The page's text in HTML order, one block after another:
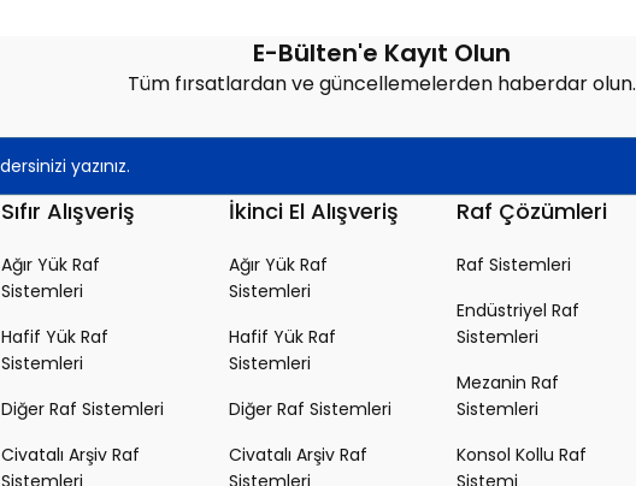
E-Bülten'e Kayıt Olun
Tüm fırsatlardan ve güncellemelerden haberdar olun.
Sıfır Alışveriş
Ağır Yük Raf
Sistemleri
Hafif Yük Raf
Sistemleri
Diğer Raf Sistemleri
Civatalı Arşiv Raf
Sistemleri
İkinci El Alışveriş
Ağır Yük Raf
Sistemleri
Hafif Yük Raf
Sistemleri
Diğer Raf Sistemleri
Civatalı Arşiv Raf
Sistemleri
Raf Çözümleri
Raf Sistemleri
Endüstriyel Raf
Sistemleri
Mezanin Raf
Sistemleri
Konsol Kollu Raf
Sistemi